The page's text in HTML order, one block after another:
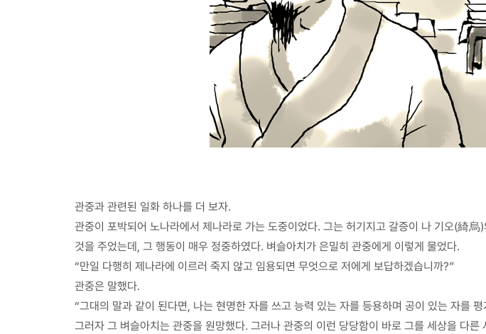
관중과 관련된 일화 하나를 더 보자.
관중이 포박되어 노나라에서 제나라로 가는 도중이었다. 그는 허기지고 갈증이 나 기오(綺
것을 주었는데, 그 행동이 매우 정중하였다. 벼슬아치가 은밀히 관중에게 이렇게 물었다.
“만일 다행히 제나라에 이르러 죽지 않고 임용되면 무엇으로 저에게 보답하겠습니까?”
관중은 말했다.
“그대의 말과 같이 된다면, 나는 현명한 자를 쓰고 능력 있는 자를 등용하며 공이 있는 자를
그러자 그 벼슬아치는 관중을 원망했다. 그러나 관중의 이런 당당함이 바로 그를 세상을 다